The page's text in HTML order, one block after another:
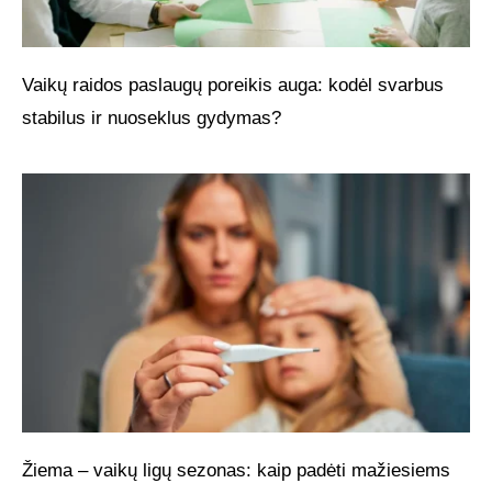
Vaikų raidos paslaugų poreikis auga: kodėl svarbus
stabilus ir nuoseklus gydymas?
Žiema – vaikų ligų sezonas: kaip padėti mažiesiems